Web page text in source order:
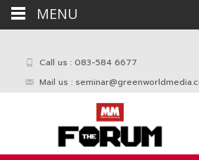
Call us : 083-584 6677
Mail us :
MENU